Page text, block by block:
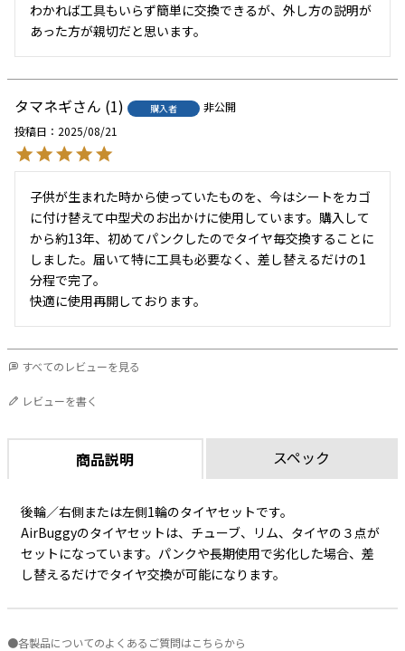
わかれば工具もいらず簡単に交換できるが、外し方の説明が
あった方が親切だと思います。
タマネギ 1 購入者
非公開
投稿日
2025/08/21
子供が生まれた時から使っていたものを、今はシートをカゴ
に付け替えて中型犬のお出かけに使用しています。購入して
から約13年、初めてパンクしたのでタイヤ毎交換することに
しました。届いて特に工具も必要なく、差し替えるだけの1
分程で完了。
快適に使用再開しております。
すべてのレビューを見る
レビューを書く
商品説明
後輪／右側または左側1輪のタイヤセットです。
AirBuggyのタイヤセットは、チューブ、リム、タイヤの３点が
セットになっています。パンクや長期使用で劣化した場合、差
し替えるだけでタイヤ交換が可能になります。
スペック
●各製品についてのよくあるご質問はこちらから